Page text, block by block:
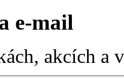
e-mail
akcích